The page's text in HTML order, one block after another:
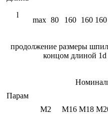
l
max 80 160 160 160
продолжение размеры
концом длиной
Парам
М2 М16 М18